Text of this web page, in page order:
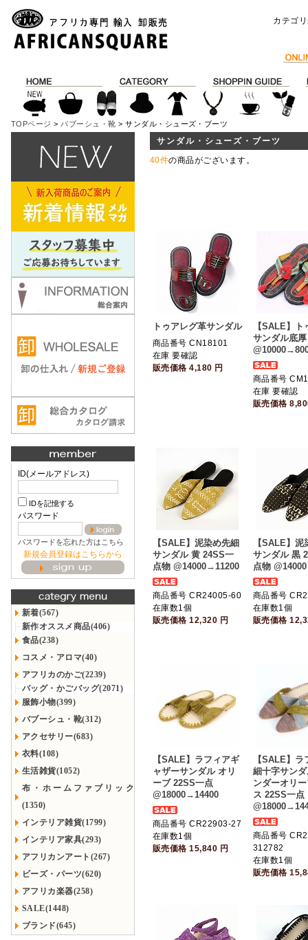
カテゴ
TOPページ > バブーシュ・靴 > サンダル・シューズ・ブーツ
ID(メールアドレス)
IDを記憶する
パスワード
パスワードを忘れた方はこちら
新規会員登録はこちらから
新着(567)
新作オススメ商品(406)
食品(238)
コスメ・アロマ(40)
アフリカのかご(2239)
バッグ・かごバッグ(2071)
服飾小物(399)
バブーシュ・靴(312)
アクセサリー(683)
衣料(108)
生活雑貨(1052)
布・ホームファブリック
(1350)
インテリア雑貨(1799)
インテリア家具(293)
アフリカンアート(267)
ビーズ・パーツ(620)
アフリカ楽器(258)
SALE(1448)
ブランド(645)
サンダル・シューズ・ブーツ
40件の商品がございます。
トゥアレグ革サンダル
商品番号 CN18101
在庫 要確認
販売価格4,180 円
【SALE】ト
サンダル底厚
商品番号
在庫 要確認
販売価格
【SALE】泥染め先細
サンダル 黄 24SS一
点物 @14000→11200
商品番号 CR24005-60
在庫数1個
販売価格12,320 円
【SALE】泥
サンダル 黒
点物
商品番号
在庫数1個
販売価格
【SALE】ラフィアギ
ャザーサンダル オリ
ーブ 22SS一点
@18000→14400
商品番号 CR22903-27
在庫数1個
販売価格15,840 円
【SALE】ラ
細十字サン
ンダーオリ
ス 22SS一点
商品番号
312782
在庫数1個
販売価格